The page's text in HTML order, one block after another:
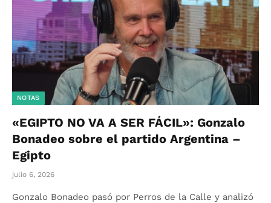
NOTAS
«EGIPTO NO VA A SER FÁCIL»: Gonzalo
Bonadeo sobre el partido Argentina –
Egipto
julio 6, 2026
Gonzalo Bonadeo pasó por Perros de la Calle y analizó